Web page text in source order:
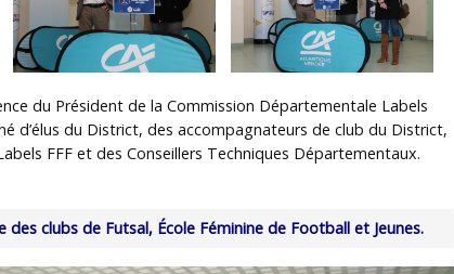
du Président de la Commission Départementale Labels
d’élus du District, des accompagnateurs de club du District,
FFF et des Conseillers Techniques Départementaux.
des clubs de Futsal, École Féminine de Football et Jeunes.